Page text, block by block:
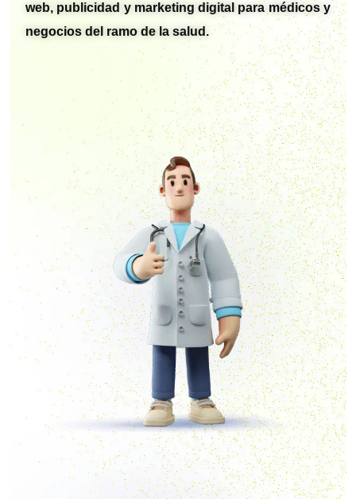
web, publicidad y marketing digital para médicos y
negocios del ramo de la salud.